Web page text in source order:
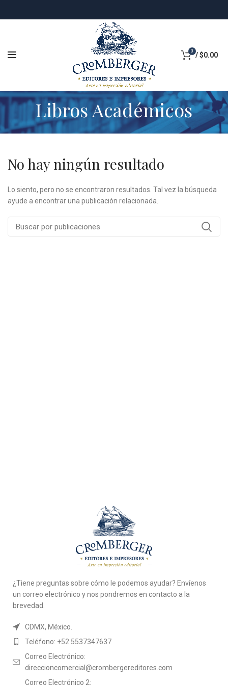
0 /$0.00
Libros Académicos
No hay ningún resultado
Lo siento, pero no se encontraron resultados. Tal vez la búsqueda
ayude a encontrar una publicación relacionada.
¿Tiene preguntas sobre cómo le podemos ayudar? Envíenos
un correo electrónico y nos pondremos en contacto a la
brevedad.
CDMX, México.
Teléfono: +52 5537347637
Correo Electrónico:
direccioncomercial@crombergereditores.com
Correo Electrónico 2: